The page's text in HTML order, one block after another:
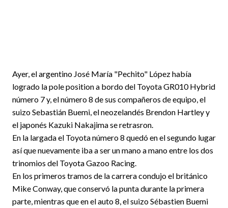
Ayer, el argentino José María "Pechito" López había
logrado la pole position a bordo del Toyota GR010 Hybrid
número 7 y, el número 8 de sus compañeros de equipo, el
suizo Sebastián Buemi, el neozelandés Brendon Hartley y
el japonés Kazuki Nakajima se retrasron.
En la largada el Toyota número 8 quedó en el segundo lugar
así que nuevamente iba a ser un mano a mano entre los dos
trinomios del Toyota Gazoo Racing.
En los primeros tramos de la carrera condujo el británico
Mike Conway, que conservó la punta durante la primera
parte, mientras que en el auto 8, el suizo Sébastien Buemi